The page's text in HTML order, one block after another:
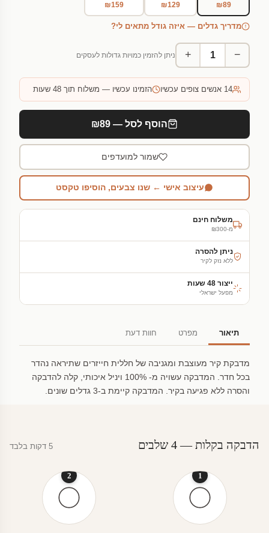
₪89
₪129
₪159
מדריך גדלים — איזה גודל מתאים לי?
−
+ ניתן להזמין כמויות גדולות לעסקים
14 אנשים צופים עכשיו הזמינו עכשיו — משלוח תוך 48 שעות
הוסף לסל — ₪89
שמור למועדפים
עיצוב אישי ← שנו צבעים, הוסיפו טקסט
משלוח חינם
מ-₪300
ניתן להסרה
ללא נזק לקיר
ייצור 48 שעות
מפעל ישראלי
תיאור מפרט חוות דעת
מדבקת קיר מעוצבת ומגניבה של חללית חייזרים שתיראה נהדר
בכל חדר. המדבקה עשויה מ- 100% ויניל איכותי, קלה להדבקה
והסרה ללא פגיעה בקיר. המדבקה קיימת ב-3 גדלים שונים.
הדבקה בקלות — 4 שלבים 5 דקות בלבד
1
2